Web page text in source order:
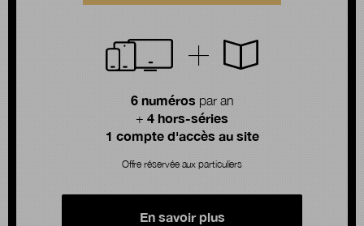
6 numérospar an
+ 4 hors-séries
1 compte d'accès au site
Offre réservée aux particuliers
En savoir plus